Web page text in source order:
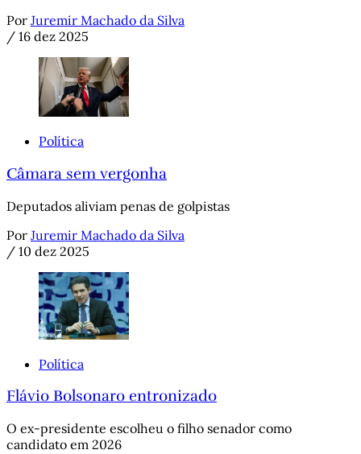
Por Juremir Machado da Silva
/ 16 dez 2025
Política
Câmara sem vergonha
Deputados aliviam penas de golpistas
Por Juremir Machado da Silva
/ 10 dez 2025
Política
Flávio Bolsonaro entronizado
O ex-presidente escolheu o filho senador como
candidato em 2026